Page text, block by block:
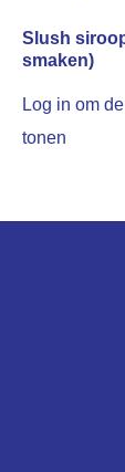
Slush
smaken)
Log in om
tonen